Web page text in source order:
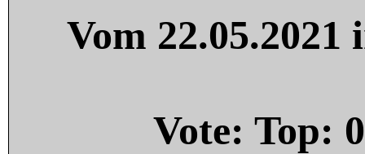
Vom
Vote: Top: 0